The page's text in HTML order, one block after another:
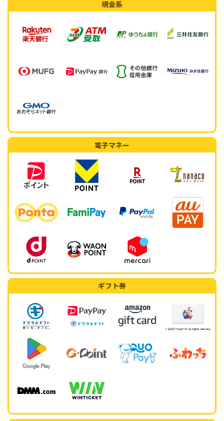
現金系
電子マネー
ギフト券